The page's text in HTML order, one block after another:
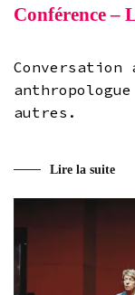
Conférence –
Conversation
autres.
Lire la suite